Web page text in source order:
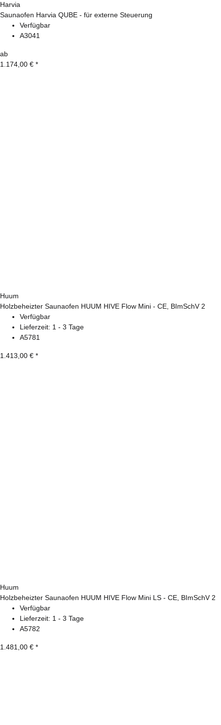
Harvia
Saunaofen Harvia QUBE - für externe Steuerung
Verfügbar
A3041
ab
1.174,00 € *
Huum
Holzbeheizter Saunaofen HUUM HIVE Flow Mini - CE, BImSchV 2
Verfügbar
Lieferzeit: 1 - 3 Tage
A5781
1.413,00 € *
Huum
Holzbeheizter Saunaofen HUUM HIVE Flow Mini LS - CE, BImSchV 2
Verfügbar
Lieferzeit: 1 - 3 Tage
A5782
1.481,00 € *